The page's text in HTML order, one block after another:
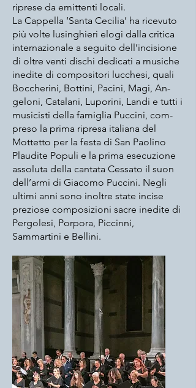
riprese da emittenti locali.
La Cappella ‘Santa Cecilia’ ha ricevuto
più volte lusinghieri elogi dalla critica
internazionale a seguito dell’incisione
di oltre venti dischi dedicati a musiche
inedite di compositori lucchesi, quali
Boccherini, Bottini, Pacini, Magi, An-
geloni, Catalani, Luporini, Landi e tutti i
musicisti della famiglia Puccini, com-
preso la prima ripresa italiana del
Mottetto per la festa di San Paolino
Plaudite Populi e la prima esecuzione
assoluta della cantata Cessato il suon
dell’armi di Giacomo Puccini. Negli
ultimi anni sono inoltre state incise
preziose composizioni sacre inedite di
Pergolesi, Porpora, Piccinni,
Sammartini e Bellini.